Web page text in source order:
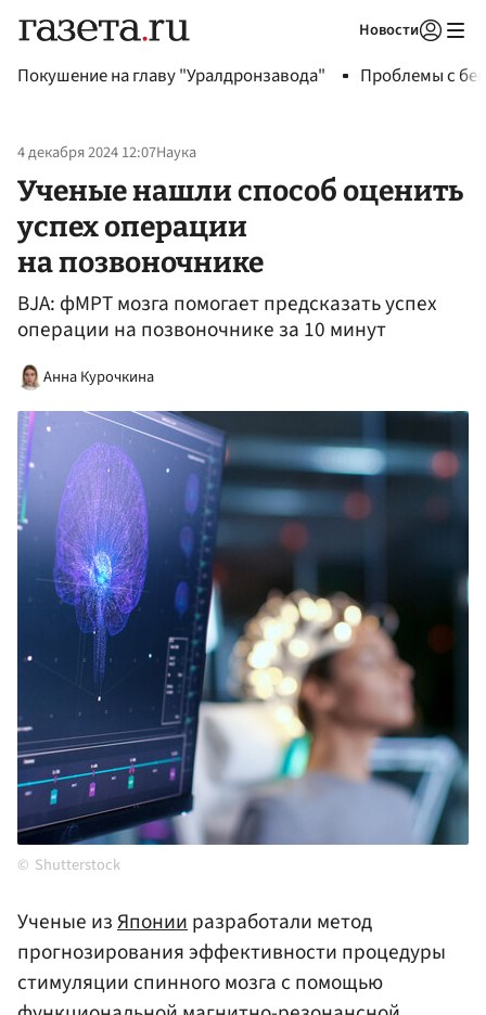
Новости
Покушение на главу "Уралдронзавода" Проблемы с
4 декабря 2024 12:07Наука
Ученые нашли способ оценить
успех операции
на позвоночнике
BJА: фМРТ мозга помогает предсказать успех
операции на позвоночнике за 10 минут
Анна Курочкина
Shutterstock
Ученые изЯпонииразработали метод
прогнозирования эффективности процедуры
стимуляции спинного мозга с помощью